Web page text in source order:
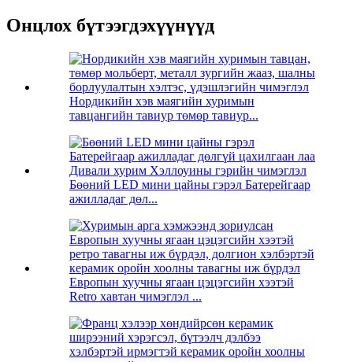
Онцлох бүтээгдэхүүнүүд
Нордикийн хэв маягийн хуримын
тавцангийн тавиур төмөр тавиур...
Бөөний LED мини цайны гэрэл Батерейгаар
ажилладаг дөл...
Европын хуучны ягаан цэцэгсийн хээтэй
Retro хавтан чимэглэл ...